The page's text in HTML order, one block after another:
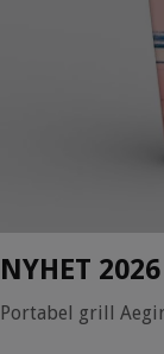
NYHET 2026
Portabel grill